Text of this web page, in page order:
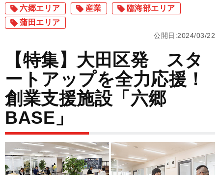
六郷エリア 産業
臨海部エリア
蒲田エリア
公開日:2024/03/22
【特集】大田区発 スタ
ートアップを全力応援！
創業支援施設「六郷
BASE」